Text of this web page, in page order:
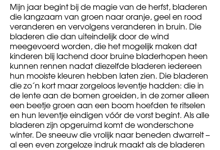
Mijn jaar begint bij de magie van de herfst, bladeren
die langzaam van groen naar oranje, geel en rood
veranderen en vervolgens veranderen in bruin. Die
bladeren die dan uiteindelijk door de wind
meegevoerd worden, die het mogelijk maken dat
kinderen blij lachend door bruine bladerhopen heen
kunnen rennen nadat diezelfde bladeren iedereen
hun mooiste kleuren hebben laten zien. Die bladeren
die zo´n kort maar zorgeloos leventje hadden: die in
de lente aan de bomen groeiden, in de zomer alleen
een beetje groen aan een boom hoefden te ritselen
en hun leventje eindigen vóór de vorst begint. Als alle
bladeren zijn opgeruimd komt de wonderschone
winter. De sneeuw die vrolijk naar beneden dwarrelt –
al een even zorgeloze indruk maakt als de bladeren